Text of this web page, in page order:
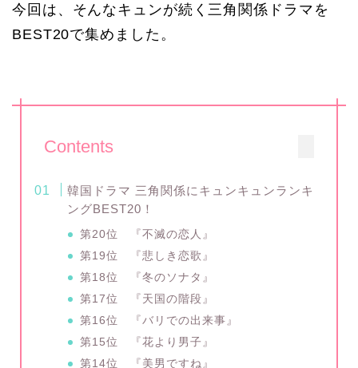
今回は、そんなキュンが続く三角関係ドラマを
BEST20で集めました。
Contents
韓国ドラマ 三角関係にキュンキュンランキ
ングBEST20！
第20位 『不滅の恋人』
第19位 『悲しき恋歌』
第18位 『冬のソナタ』
第17位 『天国の階段』
第16位 『バリでの出来事』
第15位 『花より男子』
第14位 『美男ですね』